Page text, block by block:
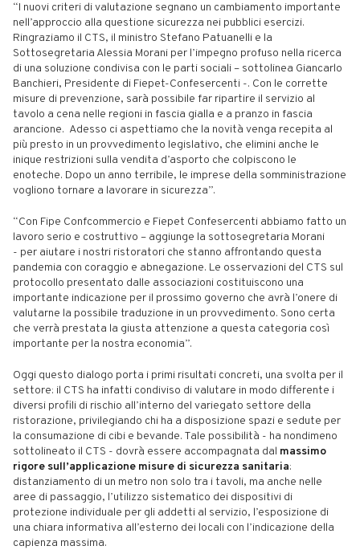
“I nuovi criteri di valutazione segnano un cambiamento importante
nell’approccio alla questione sicurezza nei pubblici esercizi.
Ringraziamo il CTS, il ministro Stefano Patuanelli e la
Sottosegretaria Alessia Morani per l’impegno profuso nella ricerca
di una soluzione condivisa con le parti sociali – sottolinea Giancarlo
Banchieri, Presidente di Fiepet-Confesercenti -. Con le corrette
misure di prevenzione, sarà possibile far ripartire il servizio al
tavolo a cena nelle regioni in fascia gialla e a pranzo in fascia
arancione. Adesso ci aspettiamo che la novità venga recepita al
più presto in un provvedimento legislativo, che elimini anche le
inique restrizioni sulla vendita d’asporto che colpiscono le
enoteche. Dopo un anno terribile, le imprese della somministrazione
vogliono tornare a lavorare in sicurezza”.
“Con Fipe Confcommercio e Fiepet Confesercenti abbiamo fatto un
lavoro serio e costruttivo – aggiunge la sottosegretaria Morani
- per aiutare i nostri ristoratori che stanno affrontando questa
pandemia con coraggio e abnegazione. Le osservazioni del CTS sul
protocollo presentato dalle associazioni costituiscono una
importante indicazione per il prossimo governo che avrà l’onere di
valutarne la possibile traduzione in un provvedimento. Sono certa
che verrà prestata la giusta attenzione a questa categoria così
importante per la nostra economia”.
Oggi questo dialogo porta i primi risultati concreti, una svolta per il
settore: il CTS ha infatti condiviso di valutare in modo differente i
diversi profili di rischio all’interno del variegato settore della
ristorazione, privilegiando chi ha a disposizione spazi e sedute per
la consumazione di cibi e bevande. Tale possibilità - ha nondimeno
sottolineato il CTS - dovrà essere accompagnata dal massimo
rigore sull’applicazione misure di sicurezza sanitaria:
distanziamento di un metro non solo tra i tavoli, ma anche nelle
aree di passaggio, l’utilizzo sistematico dei dispositivi di
protezione individuale per gli addetti al servizio, l’esposizione di
una chiara informativa all’esterno dei locali con l’indicazione della
capienza massima.